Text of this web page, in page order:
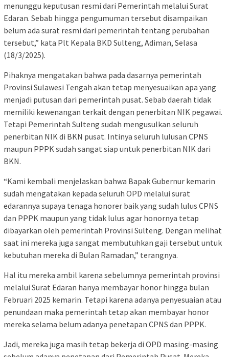
menunggu keputusan resmi dari Pemerintah melalui Surat
Edaran. Sebab hingga pengumuman tersebut disampaikan
belum ada surat resmi dari pemerintah tentang perubahan
tersebut,” kata Plt Kepala BKD Sulteng, Adiman, Selasa
(18/3/2025).
Pihaknya mengatakan bahwa pada dasarnya pemerintah
Provinsi Sulawesi Tengah akan tetap menyesuaikan apa yang
menjadi putusan dari pemerintah pusat. Sebab daerah tidak
memiliki kewenangan terkait dengan penerbitan NIK pegawai.
Tetapi Pemerintah Sulteng sudah mengusulkan seluruh
penerbitan NIK di BKN pusat. Intinya seluruh lulusan CPNS
maupun PPPK sudah sangat siap untuk penerbitan NIK dari
BKN.
“Kami kembali menjelaskan bahwa Bapak Gubernur kemarin
sudah mengatakan kepada seluruh OPD melalui surat
edarannya supaya tenaga honorer baik yang sudah lulus CPNS
dan PPPK maupun yang tidak lulus agar honornya tetap
dibayarkan oleh pemerintah Provinsi Sulteng. Dengan melihat
saat ini mereka juga sangat membutuhkan gaji tersebut untuk
kebutuhan mereka di Bulan Ramadan,” terangnya.
Hal itu mereka ambil karena sebelumnya pemerintah provinsi
melalui Surat Edaran hanya membayar honor hingga bulan
Februari 2025 kemarin. Tetapi karena adanya penyesuaian atau
penundaan maka pemerintah tetap akan membayar honor
mereka selama belum adanya penetapan CPNS dan PPPK.
Jadi, mereka juga masih tetap bekerja di OPD masing-masing